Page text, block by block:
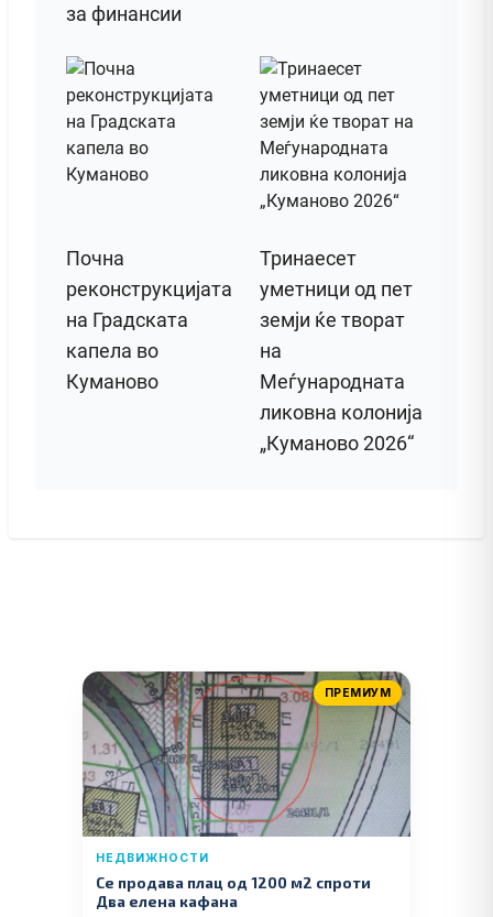
за финансии
Почна
реконструкцијата
на Градската
капела во
Куманово
Тринаесет
уметници од пет
земји ќе творат
на
Меѓународната
ликовна колонија
„Куманово 2026“
ПРЕМИУМ
НЕДВИЖНОСТИ
Се продава плац од 1200 м2 спроти
Два елена кафана